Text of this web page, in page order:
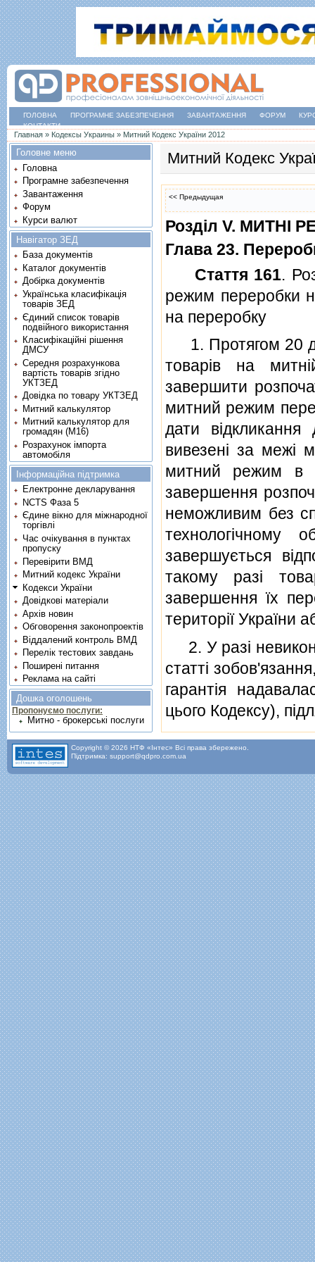
ГОЛОВНА ПРОГРАМНЕ ЗАБЕЗПЕЧЕННЯ ЗАВАНТАЖЕННЯ ФОРУМ
КОНТАКТИ
Ви є тут
Главная » Кодексы Украины » Митний Кодекс України 2012
Митний Кодекс
<< Предыдущая
Роздiл V. МИТНI
Глава 23.
Стаття 161.
режим переробки
на переробку
1. Протягом 20
товарiв на
завершити
митний режим
дати вiдкликання
вивезенi за межi
митний режим в
завершення
неможливим без
технологiчному
завершується
такому разi
завершення їх
територiї
2. У разi
статтi
гарантiя
цього Кодексу),
Головне меню
Головна
Програмне забезпечення
Завантаження
Форум
Курси валют
Навігатор ЗЕД
База документів
Каталог документів
Добірка документів
Українська класифікація
товарів ЗЕД
Єдиний список товарів
подвійного використання
Класифікаційні рішення
ДМСУ
Середня розрахункова
вартість товарів згідно
УКТЗЕД
Довідка по товару УКТЗЕД
Митний калькулятор
Митний калькулятор для
громадян (М16)
Розрахунок імпорта
автомобіля
Інформаційна підтримка
Електронне декларування
NCTS Фаза 5
Єдине вікно для міжнародної
торгівлі
Час очікування в пунктах
пропуску
Перевірити ВМД
Митний кодекс України
Кодекси України
Довідкові матеріали
Архів новин
Обговорення законопроектів
Віддалений контроль ВМД
Перелік тестових завдань
Поширені питання
Реклама на сайті
Дошка оголошень
Пропонуємо послуги:
Митно - брокерські послуги
Copyright © 2026 НТФ «Інтес» Всі права збережено.
Підтримка: support@qdpro.com.ua